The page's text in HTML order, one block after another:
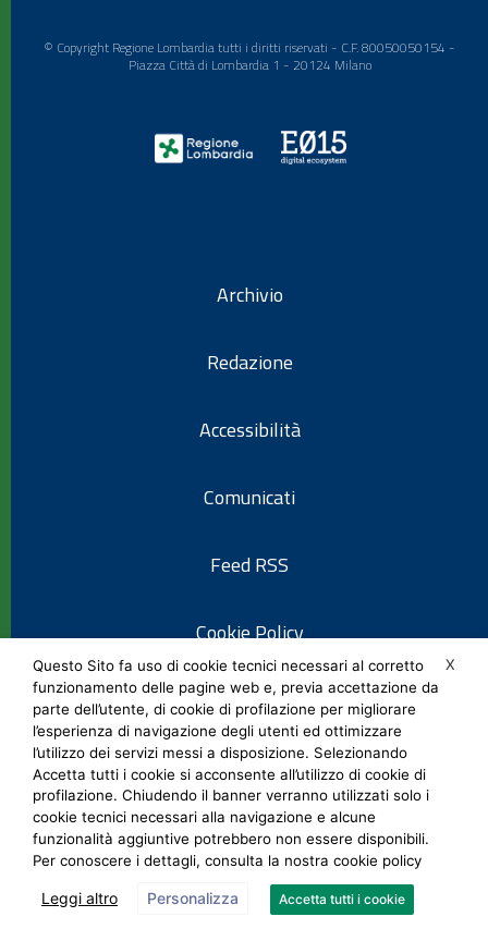
© Copyright Regione Lombardia tutti i diritti riservati - C.F. 80050050154 -
Piazza Città di Lombardia 1 - 20124 Milano
Archivio
Redazione
Accessibilità
Comunicati
Feed RSS
Cookie Policy
Informativa privacy
Note legali
Social Media Policy
X
Questo Sito fa uso di cookie tecnici necessari al corretto
funzionamento delle pagine web e, previa accettazione da
parte dell’utente, di cookie di profilazione per migliorare
l’esperienza di navigazione degli utenti ed ottimizzare
l’utilizzo dei servizi messi a disposizione. Selezionando
Accetta tutti i cookie si acconsente all’utilizzo di cookie di
profilazione. Chiudendo il banner verranno utilizzati solo i
cookie tecnici necessari alla navigazione e alcune
funzionalità aggiuntive potrebbero non essere disponibili.
Per conoscere i dettagli, consulta la nostra cookie policy
Leggi altro Personalizza Accetta tutti i cookie